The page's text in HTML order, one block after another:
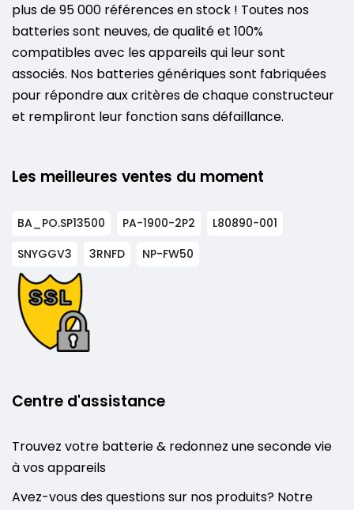
plus de 95 000 références en stock ! Toutes nos
batteries sont neuves, de qualité et 100%
compatibles avec les appareils qui leur sont
associés. Nos batteries génériques sont fabriquées
pour répondre aux critères de chaque constructeur
et rempliront leur fonction sans défaillance.
Les meilleures ventes du moment
BA_PO.SP13500 PA-1900-2P2
L80890-001
SNYGGV3
3RNFD NP-FW50
Centre d'assistance
Trouvez votre batterie & redonnez une seconde vie
à vos appareils
Avez-vous des questions sur nos produits? Notre